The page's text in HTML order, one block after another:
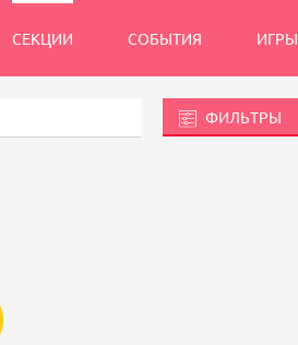
СЕКЦИИ СОБЫТИЯ ИГРЫ
ФИЛЬТРЫ